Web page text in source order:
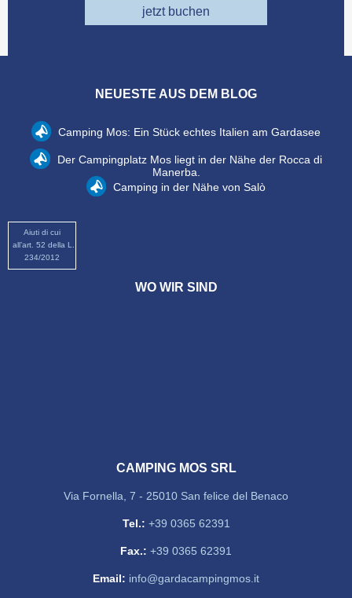
jetzt buchen
NEUESTE AUS DEM BLOG
Camping Mos: Ein Stück echtes Italien am Gardasee
Der Campingplatz Mos liegt in der Nähe der Rocca di
Manerba.
Camping in der Nähe von Salò
Aiuti di cui
all’art. 52 della L.
234/2012
WO WIR SIND
CAMPING MOS SRL
Via Fornella, 7 - 25010 San felice del Benaco
Tel.: +39 0365 62391
Fax.: +39 0365 62391
Email: info@gardacampingmos.it